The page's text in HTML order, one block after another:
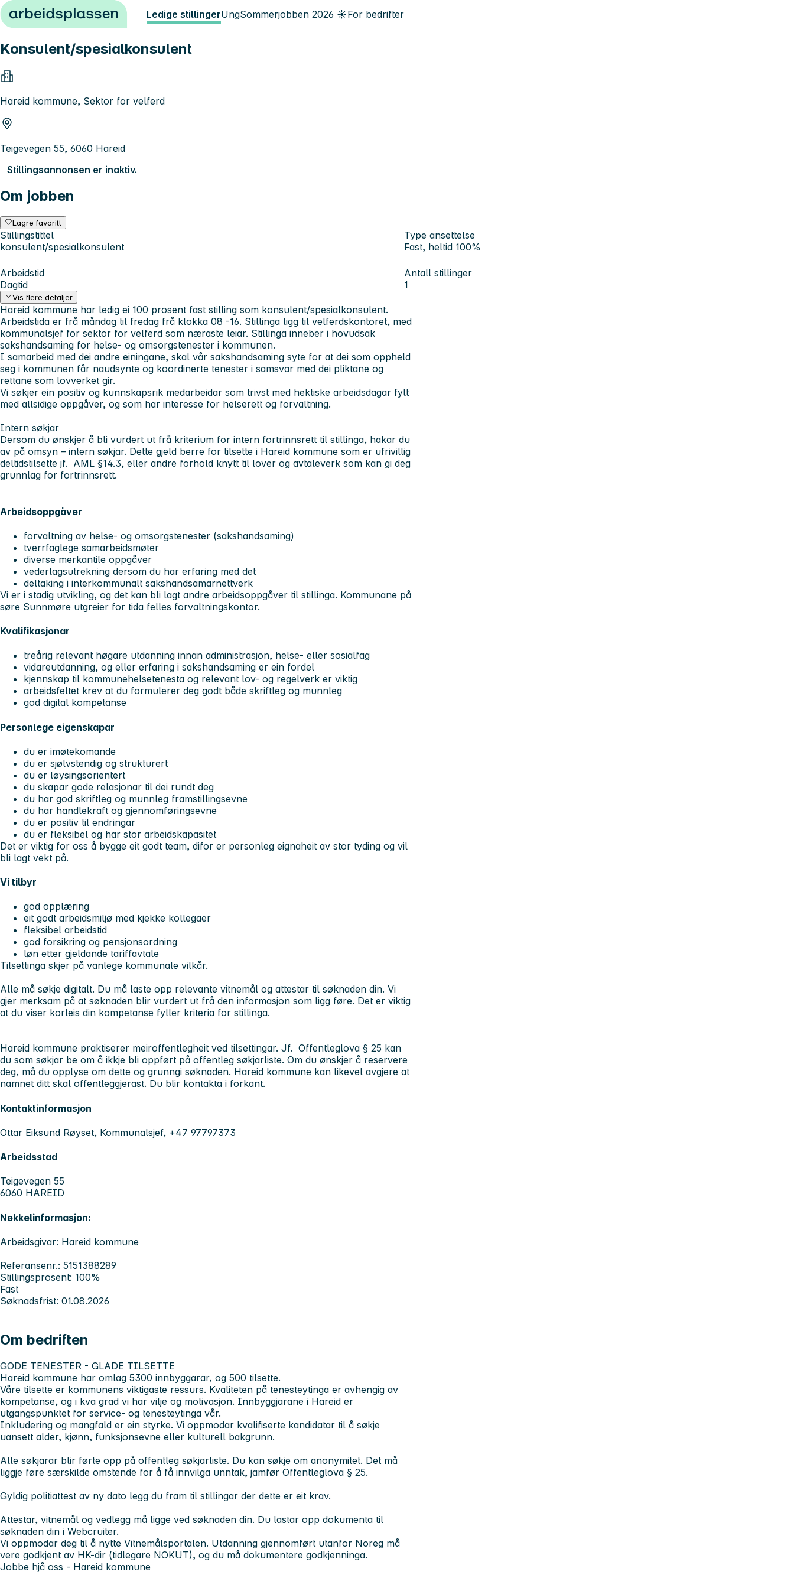
Hopp til innhold Ledige stillingerUngSommerjobben 2026 ☀️For bedrifter
Konsulent/spesialkonsulent
Hareid kommune, Sektor for velferd
Teigevegen 55, 6060 Hareid
Stillingsannonsen er inaktiv.
Om jobben
Lagre favoritt
Stillingstittel
konsulent/spesialkonsulent
Type ansettelse
Fast, heltid 100%
Arbeidstid
Dagtid
Antall stillinger
1
Vis flere detaljer
Hareid kommune har ledig ei 100 prosent fast stilling som konsulent/spesialkonsulent.
Arbeidstida er frå måndag til fredag frå klokka 08 -16. Stillinga ligg til velferdskontoret, med
kommunalsjef for sektor for velferd som næraste leiar. Stillinga inneber i hovudsak
sakshandsaming for helse- og omsorgstenester i kommunen.
I samarbeid med dei andre einingane, skal vår sakshandsaming syte for at dei som oppheld
seg i kommunen får naudsynte og koordinerte tenester i samsvar med dei pliktane og
rettane som lovverket gir.
Vi søkjer ein positiv og kunnskapsrik medarbeidar som trivst med hektiske arbeidsdagar fylt
med allsidige oppgåver, og som har interesse for helserett og forvaltning.
Intern søkjar
Dersom du ønskjer å bli vurdert ut frå kriterium for intern fortrinnsrett til stillinga, hakar du
av på omsyn – intern søkjar. Dette gjeld berre for tilsette i Hareid kommune som er ufrivillig
deltidstilsette jf. AML §14.3, eller andre forhold knytt til lover og avtaleverk som kan gi deg
grunnlag for fortrinnsrett.
Arbeidsoppgåver
forvaltning av helse- og omsorgstenester (sakshandsaming)
tverrfaglege samarbeidsmøter
diverse merkantile oppgåver
vederlagsutrekning dersom du har erfaring med det
deltaking i interkommunalt sakshandsamarnettverk
Vi er i stadig utvikling, og det kan bli lagt andre arbeidsoppgåver til stillinga. Kommunane på
søre Sunnmøre utgreier for tida felles forvaltningskontor.
Kvalifikasjonar
treårig relevant høgare utdanning innan administrasjon, helse- eller sosialfag
vidareutdanning, og eller erfaring i sakshandsaming er ein fordel
kjennskap til kommunehelsetenesta og relevant lov- og regelverk er viktig
arbeidsfeltet krev at du formulerer deg godt både skriftleg og munnleg
god digital kompetanse
Personlege eigenskapar
du er imøtekomande
du er sjølvstendig og strukturert
du er løysingsorientert
du skapar gode relasjonar til dei rundt deg
du har god skriftleg og munnleg framstillingsevne
du har handlekraft og gjennomføringsevne
du er positiv til endringar
du er fleksibel og har stor arbeidskapasitet
Det er viktig for oss å bygge eit godt team, difor er personleg eignaheit av stor tyding og vil
bli lagt vekt på.
Vi tilbyr
god opplæring
eit godt arbeidsmiljø med kjekke kollegaer
fleksibel arbeidstid
god forsikring og pensjonsordning
løn etter gjeldande tariffavtale
Tilsettinga skjer på vanlege kommunale vilkår.
Alle må søkje digitalt. Du må laste opp relevante vitnemål og attestar til søknaden din. Vi
gjer merksam på at søknaden blir vurdert ut frå den informasjon som ligg føre. Det er viktig
at du viser korleis din kompetanse fyller kriteria for stillinga.
Hareid kommune praktiserer meiroffentlegheit ved tilsettingar. Jf. Offentleglova § 25 kan
du som søkjar be om å ikkje bli oppført på offentleg søkjarliste. Om du ønskjer å reservere
deg, må du opplyse om dette og grunngi søknaden. Hareid kommune kan likevel avgjere at
namnet ditt skal offentleggjerast. Du blir kontakta i forkant.
Kontaktinformasjon
Ottar Eiksund Røyset, Kommunalsjef, +47 97797373
Arbeidsstad
Teigevegen 55
6060 HAREID
Nøkkelinformasjon:
Arbeidsgivar: Hareid kommune
Referansenr.: 5151388289
Stillingsprosent: 100%
Fast
Søknadsfrist: 01.08.2026
Om bedriften
GODE TENESTER - GLADE TILSETTE
Hareid kommune har omlag 5300 innbyggarar, og 500 tilsette.
Våre tilsette er kommunens viktigaste ressurs. Kvaliteten på tenesteytinga er avhengig av
kompetanse, og i kva grad vi har vilje og motivasjon. Innbyggjarane i Hareid er
utgangspunktet for service- og tenesteytinga vår.
Inkludering og mangfald er ein styrke. Vi oppmodar kvalifiserte kandidatar til å søkje
uansett alder, kjønn, funksjonsevne eller kulturell bakgrunn.
Alle søkjarar blir førte opp på offentleg søkjarliste. Du kan søkje om anonymitet. Det må
liggje føre særskilde omstende for å få innvilga unntak, jamfør Offentleglova § 25.
Gyldig politiattest av ny dato legg du fram til stillingar der dette er eit krav.
Attestar, vitnemål og vedlegg må ligge ved søknaden din. Du lastar opp dokumenta til
søknaden din i Webcruiter.
Vi oppmodar deg til å nytte Vitnemålsportalen. Utdanning gjennomført utanfor Noreg må
vere godkjent av HK-dir (tidlegare NOKUT), og du må dokumentere godkjenninga.
Jobbe hjå oss - Hareid kommune